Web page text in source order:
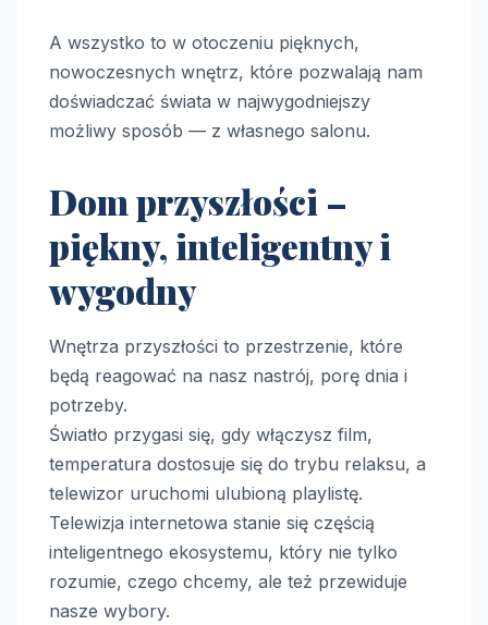
A wszystko to w otoczeniu pięknych,
nowoczesnych wnętrz, które pozwalają nam
doświadczać świata w najwygodniejszy
możliwy sposób — z własnego salonu.
Dom przyszłości –
piękny, inteligentny i
wygodny
Wnętrza przyszłości to przestrzenie, które
będą reagować na nasz nastrój, porę dnia i
potrzeby.
Światło przygasi się, gdy włączysz film,
temperatura dostosuje się do trybu relaksu, a
telewizor uruchomi ulubioną playlistę.
Telewizja internetowa stanie się częścią
inteligentnego ekosystemu, który nie tylko
rozumie, czego chcemy, ale też przewiduje
nasze wybory.